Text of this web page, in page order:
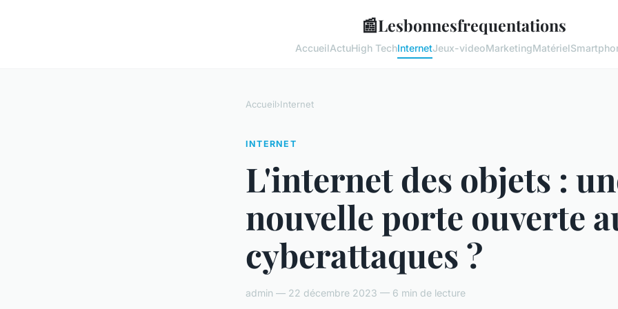
📰Lesbonnesfrequentations
AccueilActuHigh TechInternetJeux-videoMarketingMatériel
Accueil›Internet
INTERNET
L'internet des objets :
nouvelle porte ouverte
cyberattaques ?
admin — 22 décembre 2023 — 6 min de lecture